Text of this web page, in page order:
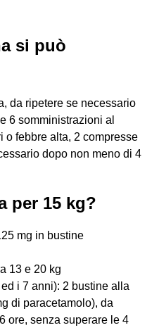
si può
da ripetere se necessario
6 somministrazioni al
o febbre alta, 2 compresse
dopo non meno di 4
per 15 kg?
mg in bustine
13 e 20 kg
i 7 anni): 2 bustine alla
di paracetamolo), da
ore, senza superare le 4